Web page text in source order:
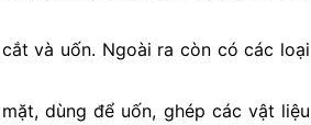
và uốn. Ngoài ra còn có các loại
dùng để uốn, ghép các vật liệu